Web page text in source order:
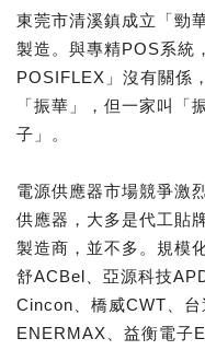
東莞市清溪鎮成立「勁
製造。與專精POS系統
POSIFLEX」沒有關係
「振華」，但一家叫「
子」。
電源供應器市場競爭激
供應器，大多是代工貼
製造商，並不多。規模
舒ACBel、亞源科技
Cincon、橋威CWT、
ENERMAX、益衡電子